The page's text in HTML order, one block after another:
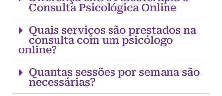
Consulta Psicológica Online
Quais serviços são prestados na
consulta com um psicólogo
online?
Quantas sessões por semana são
necessárias?